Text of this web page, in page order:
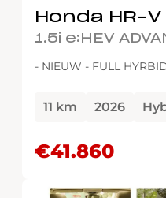
Honda HR-V
1.5i e:HEV
- NIEUW - FULL
11 km 2026
€41.860